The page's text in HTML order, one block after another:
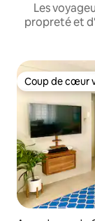
Les
propreté et
Coup de cœur
Coup de cœur